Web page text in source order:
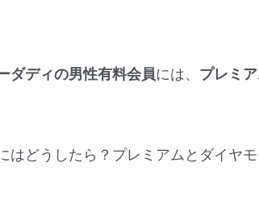
ダディの男性有料会員には、 プレミ
はどうしたら？プレミアムとダイヤ